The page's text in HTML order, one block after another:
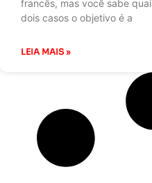
francês, mas você sabe
dois casos o objetivo é a
LEIA MAIS »